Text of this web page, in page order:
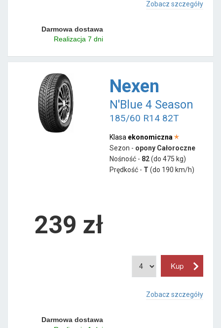
Zobacz szczegóły
Darmowa dostawa
Realizacja 7 dni
Nexen
N'Blue 4 Season
185/60 R14 82T
Klasa ekonomiczna
Sezon - opony Całoroczne
Nośność - 82(do 475 kg)
Prędkość - T (do 190 km/h)
239 zł
Zobacz szczegóły
Darmowa dostawa